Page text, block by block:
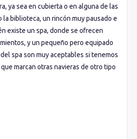
ya sea en cubierta o en alguna de las
la biblioteca, un rincón muy pausado e
existe un spa, donde se ofrecen
y un pequeño pero equipado
spa son muy aceptables si tenemos
marcan otras navieras de otro tipo